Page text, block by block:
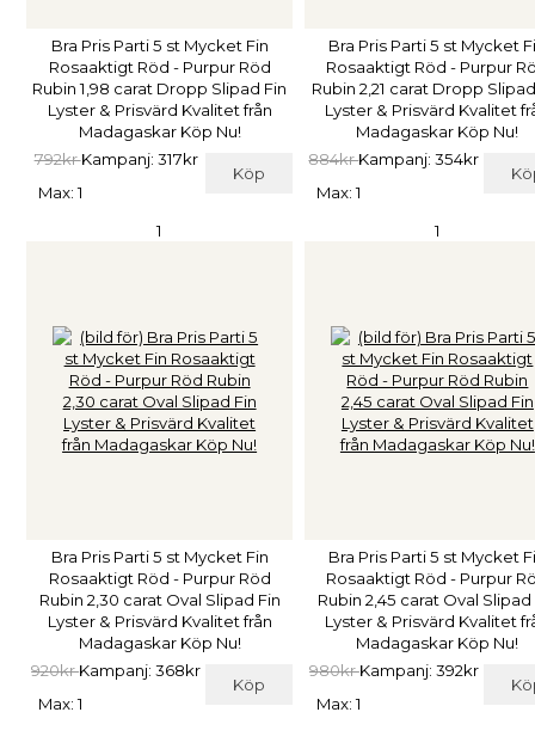
Bra Pris Parti 5 st Mycket Fin
Rosaaktigt Röd - Purpur Röd
Rubin 1,98 carat Dropp Slipad Fin
Lyster & Prisvärd Kvalitet från
Madagaskar Köp Nu!
792krKampanj: 317kr
Köp
Max: 1
Bra Pris Parti 5 st Mycket
Rosaaktigt Röd - Purpur
Rubin 2,21 carat Dropp
Lyster & Prisvärd Kvalitet
Madagaskar Köp Nu!
884krKampanj: 354kr
Max: 1
1
Bra Pris Parti 5 st Mycket Fin
Rosaaktigt Röd - Purpur Röd
Rubin 2,30 carat Oval Slipad Fin
Lyster & Prisvärd Kvalitet från
Madagaskar Köp Nu!
920krKampanj: 368kr
Köp
Max: 1
1
Bra Pris Parti 5 st Mycket
Rosaaktigt Röd - Purpur
Rubin 2,45 carat Oval Slipad
Lyster & Prisvärd Kvalitet
Madagaskar Köp Nu!
980krKampanj: 392kr
Max: 1